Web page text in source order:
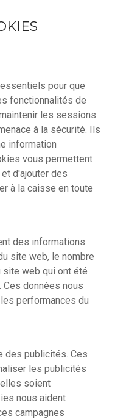
pour que
fonctionnalités de
les sessions
à la sécurité. Ils
information
vous permettent
d'ajouter des
à la caisse en toute
des informations
site web, le nombre
web qui ont été
données nous
performances du
des publicités. Ces
les publicités
soient
nous aident
campagnes